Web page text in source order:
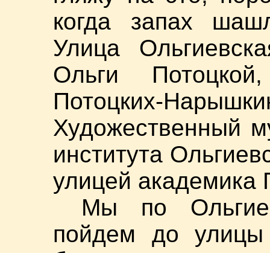
когда запах
Улица
Ольги
Потоцких-
Художественный
института
улицей академика
Мы по
пойдем до улицы